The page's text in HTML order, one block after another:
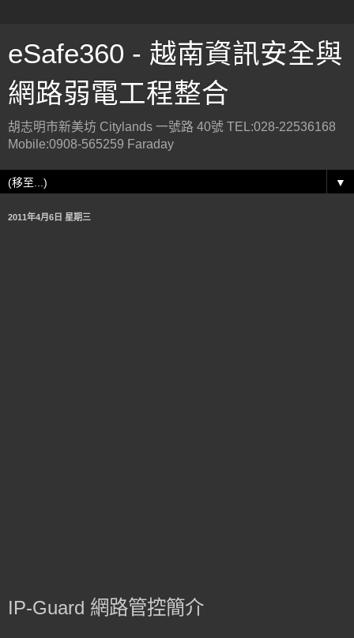
eSafe360 - 越南資訊安全與
網路弱電工程整合
胡志明市新美坊 Citylands 一號路 40號 TEL:028-22536168
Mobile:0908-565259 Faraday
▼
2011年4月6日 星期三
IP-Guard 網路管控簡介